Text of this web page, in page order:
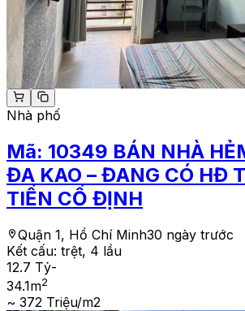
Nhà phố
Mã: 10349 BÁN NHÀ
ĐA KAO – ĐANG CÓ HĐ
TIỀN CỐ ĐỊNH
Quận 1, Hồ Chí Minh30 ngày trước
Kết cấu: trệt, 4 lầu
12.7 Tỷ-
34.1m2
~ 372 Triệu/m2